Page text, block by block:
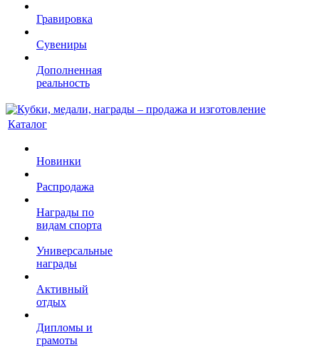
Гравировка
Сувениры
Дополненная
реальность
Каталог
Новинки
Распродажа
Награды по
видам спорта
Универсальные
награды
Активный
отдых
Дипломы и
грамоты